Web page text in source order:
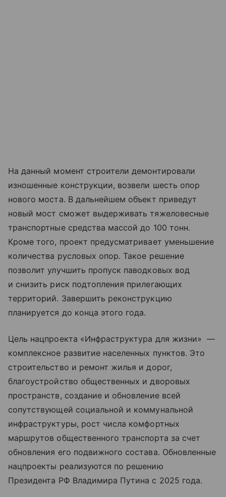
На данный момент строители демонтировали
изношенные конструкции, возвели шесть опор
нового моста. В дальнейшем объект приведут
новый мост сможет выдерживать тяжеловесные
транспортные средства массой до 100 тонн.
Кроме того, проект предусматривает уменьшение
количества русловых опор. Такое решение
позволит улучшить пропуск паводковых вод
и снизить риск подтопления прилегающих
территорий. Завершить реконструкцию
планируется до конца этого года.
Цель нацпроекта «Инфраструктура для жизни» —
комплексное развитие населенных пунктов. Это
строительство и ремонт жилья и дорог,
благоустройство общественных и дворовых
пространств, создание и обновление всей
сопутствующей социальной и коммунальной
инфраструктуры, рост числа комфортных
маршрутов общественного транспорта за счет
обновления его подвижного состава. Обновленные
нацпроекты реализуются по решению
Президента РФ Владимира Путина с 2025 года.